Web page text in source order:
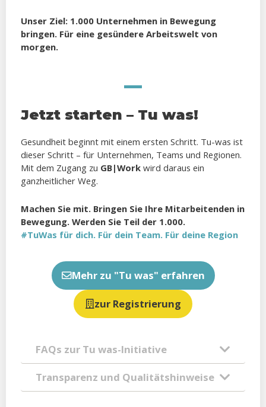
Unser Ziel: 1.000 Unternehmen in Bewegung
bringen. Für eine gesündere Arbeitswelt von
morgen.
Jetzt starten – Tu was!
Gesundheit beginnt mit einem ersten Schritt. Tu-was ist
dieser Schritt – für Unternehmen, Teams und Regionen.
Mit dem Zugang zu GB|Work wird daraus ein
ganzheitlicher Weg.
Machen Sie mit. Bringen Sie Ihre Mitarbeitenden in
Bewegung. Werden Sie Teil der 1.000.
#TuWas für dich. Für dein Team. Für deine Region
Mehr zu "Tu was" erfahren
zur Registrierung
FAQs zur Tu was-Initiative
Transparenz und Qualitätshinweise